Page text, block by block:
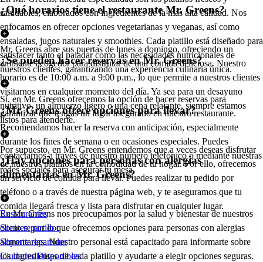
saludables, elaborados con ingredientes de la más alta calidad. Nos
enfocamos en ofrecer opciones vegetarianas y veganas, así como
ensaladas, jugos naturales y smoothies. Cada platillo está diseñado para
satisfacer tanto el paladar como las necesidades nutricionales de
nuestros clientes, garantizando una experiencia culinaria única.
¿Qué horarios tiene el restaurante Mr. Greens?
Mr. Greens abre sus puertas de lunes a domingo, ofreciendo un
ambiente acogedor para disfrutar de una comida deliciosa. Nuestro
horario es de 10:00 a.m. a 9:00 p.m., lo que permite a nuestros clientes
visitarnos en cualquier momento del día. Ya sea para un desayuno
nutritivo, un almuerzo ligero o una cena relajante, siempre estamos
listos para atenderte.
¿Se pueden hacer reservas en Mr. Greens?
Sí, en Mr. Greens ofrecemos la opción de hacer reservas para
garantizar que tengas un lugar asegurado en nuestro restaurante.
Recomendamos hacer la reserva con anticipación, especialmente
durante los fines de semana o en ocasiones especiales. Puedes
contactarnos a través de nuestro número telefónico o mediante nuestras
redes sociales para asegurar tu mesa.
¿Mr. Greens ofrece opciones para llevar?
Por supuesto, en Mr. Greens entendemos que a veces deseas disfrutar
de nuestros platillos en la comodidad de tu hogar. Por ello, ofrecemos
un servicio de comida para llevar. Puedes realizar tu pedido por
teléfono o a través de nuestra página web, y te aseguramos que tu
comida llegará fresca y lista para disfrutar en cualquier lugar.
¿Hay opciones para personas con alergias
alimentarias en Mr. Greens?
En Mr. Greens nos preocupamos por la salud y bienestar de nuestros
clientes, por lo que ofrecemos opciones para personas con alergias
alimentarias. Nuestro personal está capacitado para informarte sobre
los ingredientes de cada platillo y ayudarte a elegir opciones seguras.
Restaurantes
Socio repartidor
Soporte repartidor
Ciudades Disponibles